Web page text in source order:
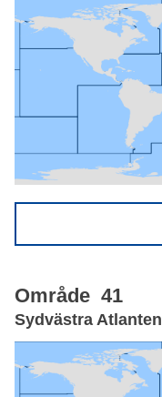
Område 41
Sydvästra Atlanten